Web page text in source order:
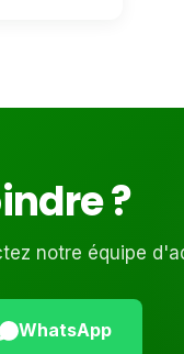
?
notre équipe
WhatsApp